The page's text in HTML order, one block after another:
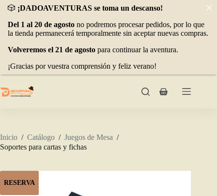
Saltar
al
contenido
Carro
Inicio / Catálogo / Juegos de Mesa /
Soportes para cartas y fichas
RESERVA
🎲 ¡DADOAVENTURAS se toma un descanso!
Del 1 al 20 de agosto no podremos procesar pedidos, por lo que
la tienda permanecerá temporalmente sin aceptar nuevas compras.
Volveremos el 21 de agosto para continuar la aventura.
¡Gracias por vuestra comprensión y feliz verano!